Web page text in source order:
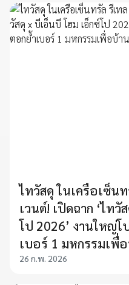
ไทวัสดุ ในเครือเซ็น
เวนต์! เปิดฉาก ‘ไท
โป 2026’ งานใหญ่
เบอร์ 1 มหกรรมเพื่
26 ก.พ. 2026